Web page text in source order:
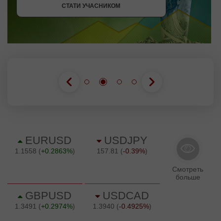
СТАТИ УЧАСНИКОМ